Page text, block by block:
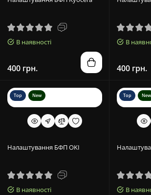
В наявності
400 грн.
В
400 грн.
Top New
Налаштування БФП OKI
В наявності
Top New
В